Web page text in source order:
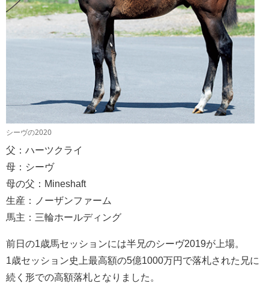
シーヴの2020
父：ハーツクライ
母：シーヴ
母の父：Mineshaft
生産：ノーザンファーム
馬主：三輪ホールディング
前日の1歳馬セッションには半兄のシーヴ2019が上場。
1歳セッション史上最高額の5億1000万円で落札された兄に
続く形での高額落札となりました。